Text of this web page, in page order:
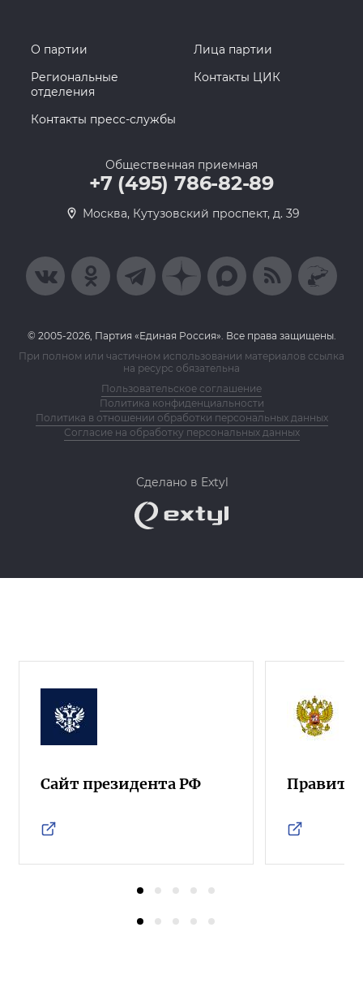
О партии
Лица партии
Региональные
отделения
Контакты ЦИК
Контакты пресс-службы
Общественная приемная
+7 (495) 786-82-89
Москва, Кутузовский проспект, д. 39
© 2005-2026, Партия «Единая Россия». Все права защищены.
При полном или частичном использовании материалов ссылка
на ресурс обязательна
Пользовательское соглашение
Политика конфиденциальности
Политика в отношении обработки персональных данных
Согласие на обработку персональных данных
Сделано в Extyl
Сайт президента РФ